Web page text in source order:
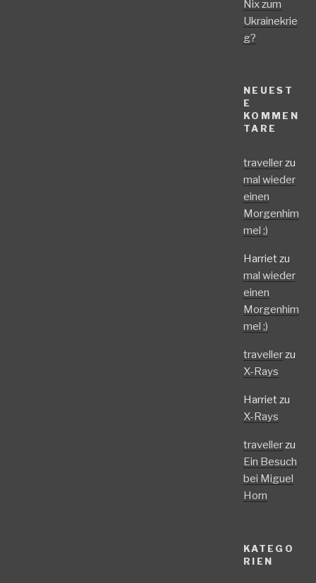
Nix zum
Ukrainekrie
g?
NEUEST
E
KOMMEN
TARE
travellerzu
mal wieder
einen
Morgenhim
mel ;)
Harrietzu
mal wieder
einen
Morgenhim
mel ;)
travellerzu
X-Rays
Harrietzu
X-Rays
travellerzu
Ein Besuch
bei Miguel
Horn
KATEGO
RIEN